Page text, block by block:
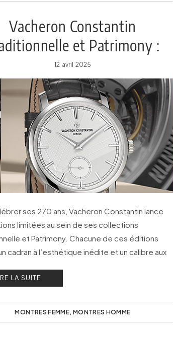
Vacheron Constantin
et Patrimony :
collections réinterprétées
en huit éditions limitées
12 avril 2025
ses 270 ans, Vacheron Constantin lance
limitées au sein de ses collections
et Patrimony. Chacune de ces éditions
cadran à l’esthétique inédite et un calibre aux
LA SUITE
MONTRES FEMME, MONTRES HOMME